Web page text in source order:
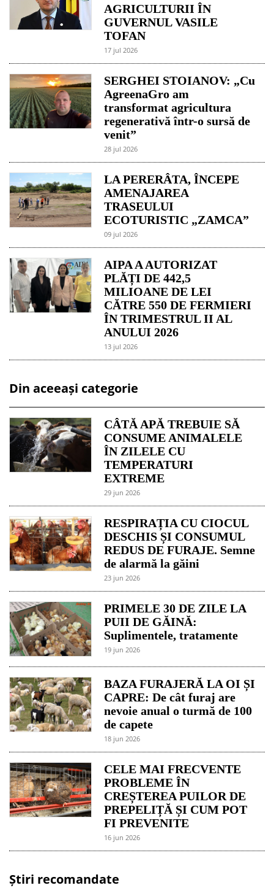
AGRICULTURII ÎN
GUVERNUL VASILE
TOFAN
17 jul 2026
SERGHEI STOIANOV: „Cu
AgreenaGro am
transformat agricultura
regenerativă într-o sursă de
venit”
28 jul 2026
LA PERERÂTA, ÎNCEPE
AMENAJAREA
TRASEULUI
ECOTURISTIC „ZAMCA”
09 jul 2026
AIPA A AUTORIZAT
PLĂȚI DE 442,5
MILIOANE DE LEI
CĂTRE 550 DE FERMIERI
ÎN TRIMESTRUL II AL
ANULUI 2026
13 jul 2026
Din aceeași categorie
CÂTĂ APĂ TREBUIE SĂ
CONSUME ANIMALELE
ÎN ZILELE CU
TEMPERATURI
EXTREME
29 jun 2026
RESPIRAȚIA CU CIOCUL
DESCHIS ȘI CONSUMUL
REDUS DE FURAJE. Semne
de alarmă la găini
23 jun 2026
PRIMELE 30 DE ZILE LA
PUII DE GĂINĂ:
Suplimentele, tratamente
19 jun 2026
BAZA FURAJERĂ LA OI ȘI
CAPRE: De cât furaj are
nevoie anual o turmă de 100
de capete
18 jun 2026
CELE MAI FRECVENTE
PROBLEME ÎN
CREȘTEREA PUILOR DE
PREPELIȚĂ ȘI CUM POT
FI PREVENITE
16 jun 2026
Știri recomandate